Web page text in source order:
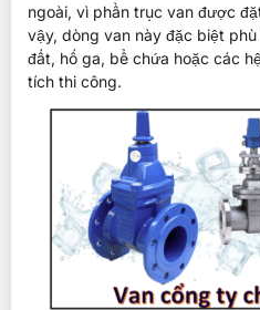
ngoài, vì phần trục van được
vậy, dòng van này đặc biệt
đất, hố ga, bể chứa hoặc các
tích thi công.